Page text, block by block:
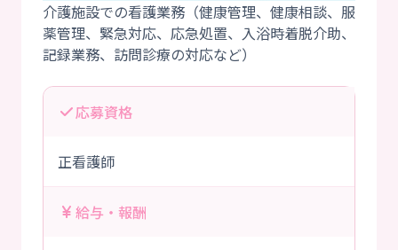
介護施設での看護業務（健康管理、健康相談、服
薬管理、緊急対応、応急処置、入浴時着脱介助、
応募資格
正看護師
給与・報酬